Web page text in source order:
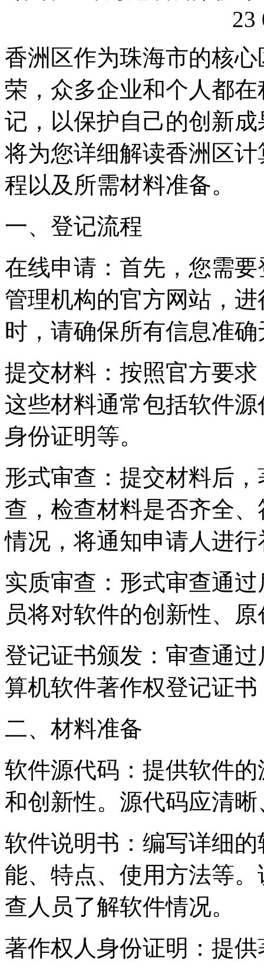
23
香洲区作为珠海市的核
荣，众多企业和个人都
记，以保护自己的创新
将为您详细解读香洲区
程以及所需材料准备。
一、登记流程
在线申请：首先，您需
管理机构的官方网站，
时，请确保所有信息准确
提交材料：按照官方要
这些材料通常包括软件
身份证明等。
形式审查：提交材料后
查，检查材料是否齐全
情况，将通知申请人进行
实质审查：形式审查通
员将对软件的创新性、
登记证书颁发：审查通
算机软件著作权登记证
二、材料准备
软件源代码：提供软件
和创新性。源代码应清
软件说明书：编写详细
能、特点、使用方法等
查人员了解软件情况。
著作权人身份证明：提